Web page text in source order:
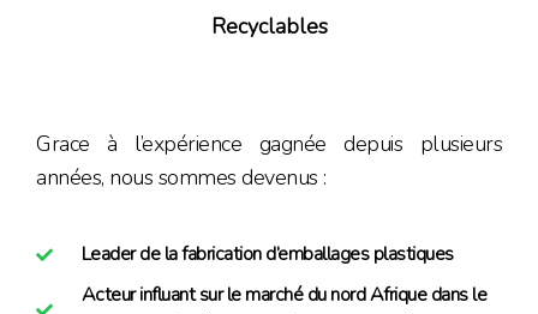
Recyclables
Grace à l’expérience gagnée depuis plusieurs
années, nous sommes devenus :
Leader de la fabrication d’emballages plastiques
Acteur influant sur le marché du nord Afrique dans le